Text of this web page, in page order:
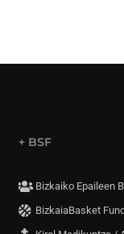
+ BSF
Bizkaiko Epaileen
BizkaiaBasket